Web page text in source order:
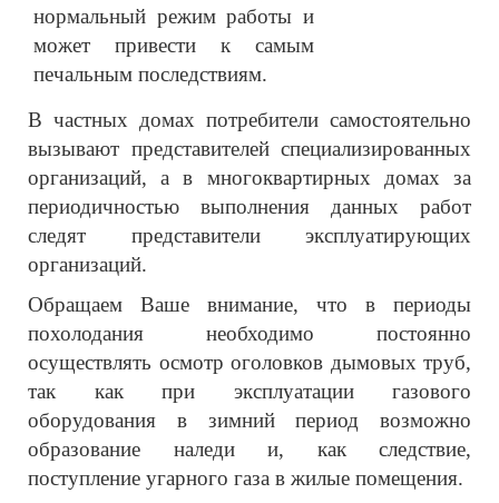
нормальный режим работы и
может привести к самым
печальным последствиям.
В частных домах потребители самостоятельно
вызывают представителей специализированных
организаций, а в многоквартирных домах за
периодичностью выполнения данных работ
следят представители эксплуатирующих
организаций.
Обращаем Ваше внимание, что в периоды
похолодания необходимо постоянно
осуществлять осмотр оголовков дымовых труб,
так как при эксплуатации газового
оборудования в зимний период возможно
образование наледи и, как следствие,
поступление угарного газа в жилые помещения.